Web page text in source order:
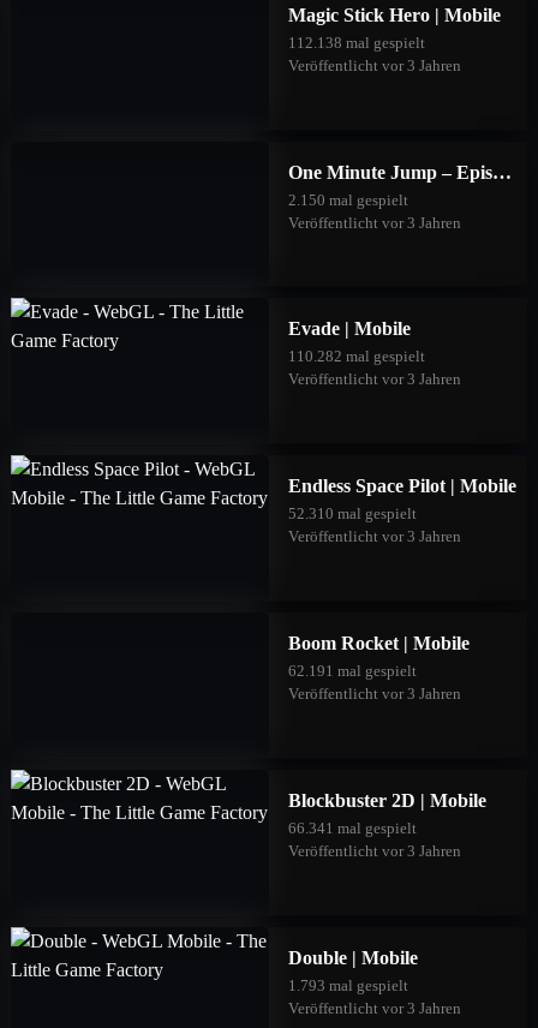
Magic Stick Hero | Mobile
112.138 mal gespielt
Veröffentlicht vor 3 Jahren
One Minute Jump – Episode Three | Mobile
2.150 mal gespielt
Veröffentlicht vor 3 Jahren
Evade | Mobile
110.282 mal gespielt
Veröffentlicht vor 3 Jahren
Endless Space Pilot | Mobile
52.310 mal gespielt
Veröffentlicht vor 3 Jahren
Boom Rocket | Mobile
62.191 mal gespielt
Veröffentlicht vor 3 Jahren
Blockbuster 2D | Mobile
66.341 mal gespielt
Veröffentlicht vor 3 Jahren
Double | Mobile
1.793 mal gespielt
Veröffentlicht vor 3 Jahren